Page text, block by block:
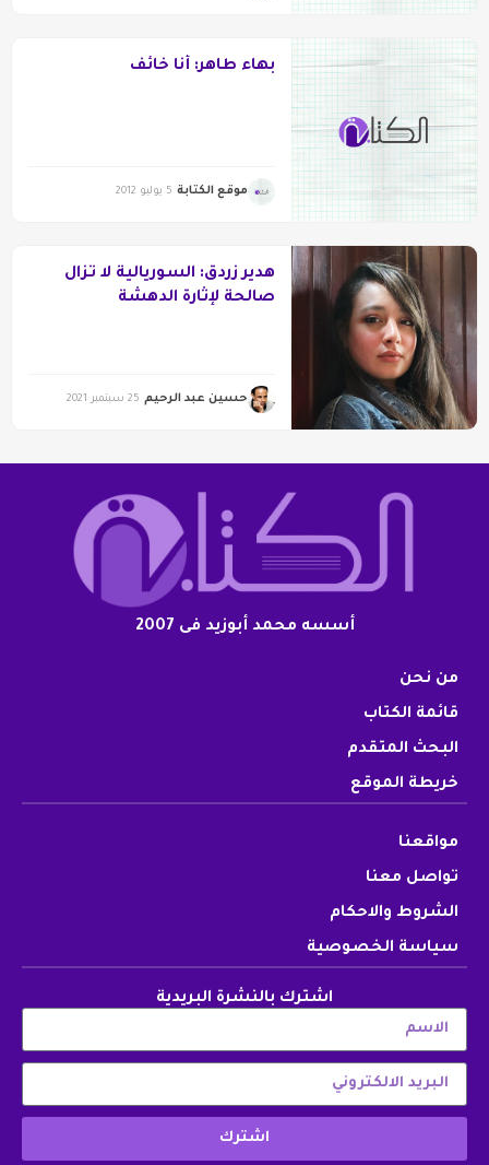
بهاء طاهر: أنا خائف
موقع الكتابة 5 يوليو 2012
هدير زردق: السوريالية لا تزال
صالحة لإثارة الدهشة
حسين عبد الرحيم 25 سبتمبر 2021
أسسه محمد أبوزيد فى 2007
من نحن
قائمة الكتاب
البحث المتقدم
خريطة الموقع
مواقعنا
تواصل معنا
الشروط والاحكام
سياسة الخصوصية
اشترك بالنشرة البريدية
اشترك